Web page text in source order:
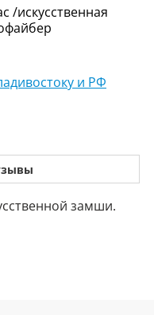
/искусственная
и РФ
замши.